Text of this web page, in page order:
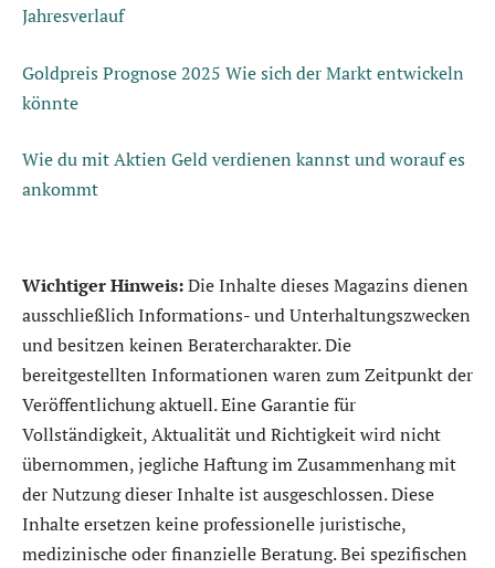
Jahresverlauf
Goldpreis Prognose 2025 Wie sich der Markt entwickeln
könnte
Wie du mit Aktien Geld verdienen kannst und worauf es
ankommt
Wichtiger Hinweis:Die Inhalte dieses Magazins dienen
ausschließlich Informations- und Unterhaltungszwecken
und besitzen keinen Beratercharakter. Die
bereitgestellten Informationen waren zum Zeitpunkt der
Veröffentlichung aktuell. Eine Garantie für
Vollständigkeit, Aktualität und Richtigkeit wird nicht
übernommen, jegliche Haftung im Zusammenhang mit
der Nutzung dieser Inhalte ist ausgeschlossen. Diese
Inhalte ersetzen keine professionelle juristische,
medizinische oder finanzielle Beratung. Bei spezifischen